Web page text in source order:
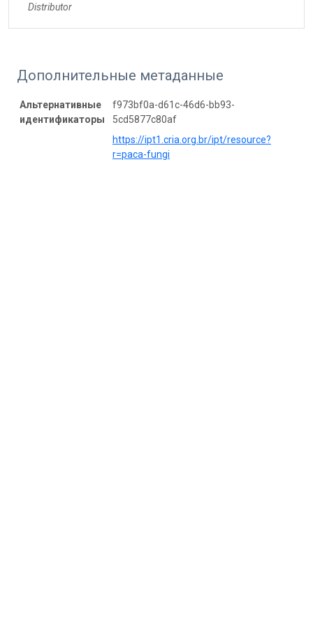
Distributor
Дополнительные метаданные
Альтернативные
идентификаторы
f973bf0a-d61c-46d6-bb93-
5cd5877c80af
https://ipt1.cria.org.br/ipt/resource?
r=paca-fungi